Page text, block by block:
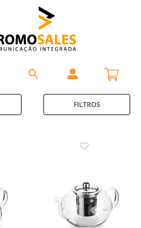
FILTROS